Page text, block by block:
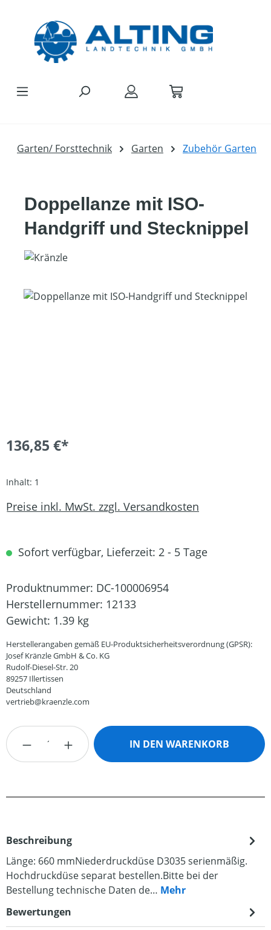
Garten/ Forsttechnik Garten Zubehör Garten
Doppellanze mit ISO-
Handgriff und Stecknippel
Bildergalerie überspringen
136,85 €*
Inhalt: 1
Preise inkl. MwSt. zzgl. Versandkosten
Sofort verfügbar, Lieferzeit: 2 - 5 Tage
Produktnummer: DC-100006954
Herstellernummer: 12133
Gewicht: 1.39 kg
Herstellerangaben gemäß EU-Produktsicherheitsverordnung (GPSR):
Josef Kränzle GmbH & Co. KG
Rudolf-Diesel-Str. 20
89257 Illertissen
Deutschland
vertrieb@kraenzle.com
Produkt Anzahl: Gib den gewünschten
IN DEN WARENKORB
Beschreibung
Länge: 660 mmNiederdruckdüse D3035 serienmäßig.
Hochdruckdüse separat bestellen.Bitte bei der
Bestellung technische Daten de… Mehr
Bewertungen